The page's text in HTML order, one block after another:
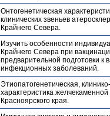
Онтогенетическая
клинических звеньев
Крайнего Севера.
Изучить особенности
Крайнего Севера при
предварительной подготовки к
инфекционных заболеваний.
Этиопатогенетическая,
характеристика
Красноярского края.